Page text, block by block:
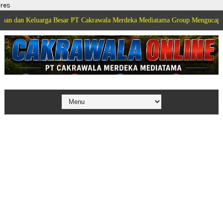
res
Besar PT Cakrawala Merdeka Mediatama Group Mengucapkan